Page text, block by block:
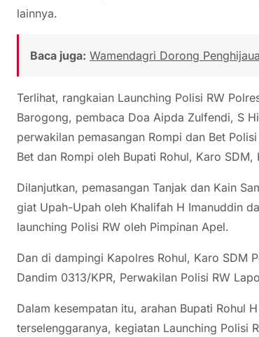
lainnya.
Baca juga: Wamendagri Dorong
Terlihat, rangkaian Launching Polisi RW
Barogong, pembaca Doa Aipda Zulfendi, S
perwakilan pemasangan Rompi dan Bet
Bet dan Rompi oleh Bupati Rohul, Karo
Dilanjutkan, pemasangan Tanjak dan Kain
giat Upah-Upah oleh Khalifah H Imanuddin
launching Polisi RW oleh Pimpinan Apel.
Dan di dampingi Kapolres Rohul, Karo SDM
Dandim 0313/KPR, Perwakilan Polisi RW
Dalam kesempatan itu, arahan Bupati Rohul
terselenggaranya, kegiatan Launching Polisi